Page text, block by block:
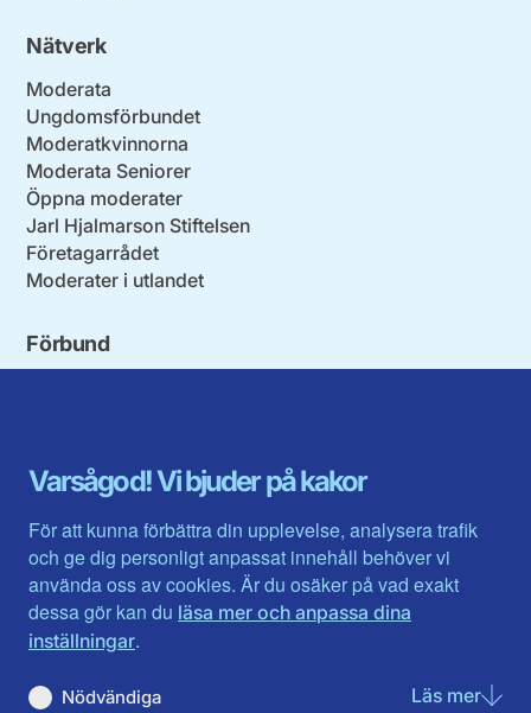
Varsågod! Vi bjuder på kakor
För att kunna förbättra din upplevelse, analysera trafik
och ge dig personligt anpassat innehåll behöver vi
använda oss av cookies. Är du osäker på vad exakt
dessa gör kan du läsa mer och anpassa dina
inställningar.
Nödvändiga Läs merom
Nätverk
Moderata
Ungdomsförbundet
Moderatkvinnorna
Moderata Seniorer
Öppna moderater
Jarl Hjalmarson Stiftelsen
Företagarrådet
Moderater i utlandet
Förbund
Gävleborg
Halland
Jämtlands län
Jönköpings län
Kalmar län
Kronobergs län
Norrbotten
Skåne län
Värmlands län
Västerbotten
Västra Götaland
Västernorrland
Västmanland
Örebro län
Östergötland